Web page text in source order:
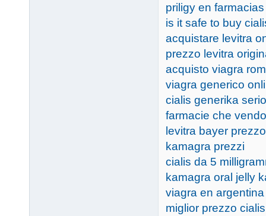
priligy en
is it safe to buy
acquistare levitra
prezzo levitra
acquisto viagra
viagra generico
cialis generika
farmacie che
levitra bayer prezzo
kamagra prezzi
cialis da 5
kamagra oral jelly
viagra en
miglior prezzo